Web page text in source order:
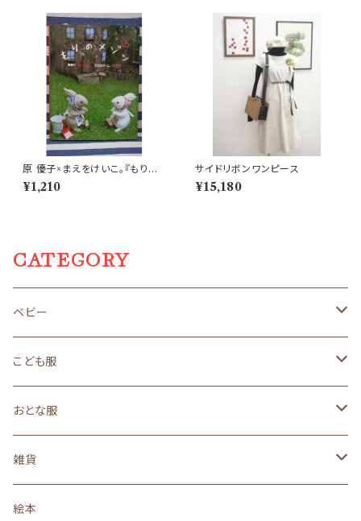
原 優子×まえをけいこ。『もりの
メゾン』
¥1,210
サイドリボンワンピース
¥15,180
CATEGORY
ベビー
size 50～70（新生児サイズ）
ギフトセット
オーガニック
size 80（１歳サイズ）
オーガニック
ロングセラー
３年着られるこども服
ロングセラー
ベビー小物
こども服
size90（２歳くらいサイズ）
オーガニック
ロングセラー
size110（４歳くらいサイズ）
made in JAPAN
３年着られるこども服
おとな服
ロングセラー
親子おそろい
雑貨
黒うさ・白うさシリーズ
絵本